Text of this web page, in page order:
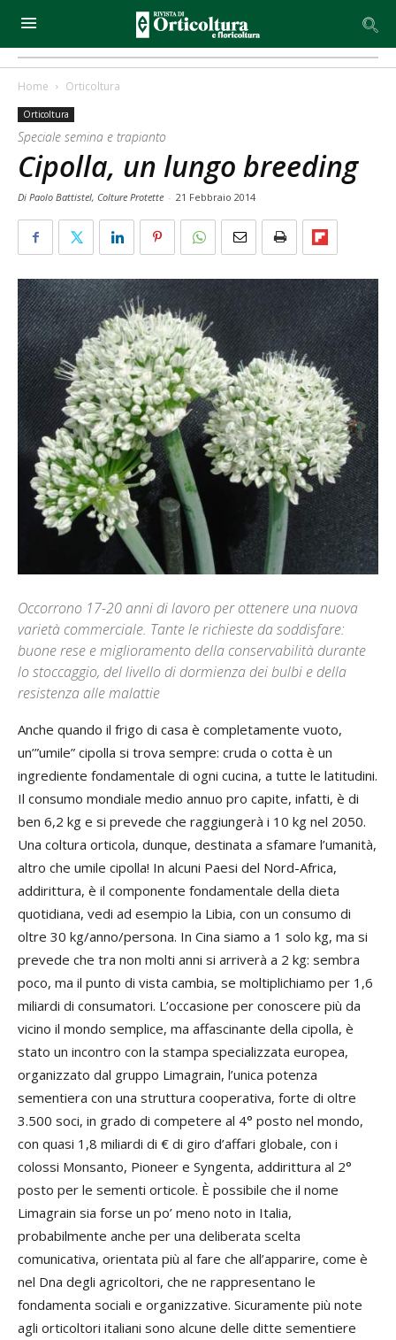
Home Orticoltura
Orticoltura
Speciale semina e trapianto
Cipolla, un lungo breeding
Di Paolo Battistel, Colture Protette - 21 Febbraio 2014
Occorrono 17-20 anni di lavoro per ottenere una nuova
varietà commerciale. Tante le richieste da soddisfare:
buone rese e miglioramento della conservabilità durante
lo stoccaggio, del livello di dormienza dei bulbi e della
resistenza alle malattie
Anche quando il frigo di casa è completamente vuoto,
un’”umile” cipolla si trova sempre: cruda o cotta è un
ingrediente fondamentale di ogni cucina, a tutte le latitudini.
Il consumo mondiale medio annuo pro capite, infatti, è di
ben 6,2 kg e si prevede che raggiungerà i 10 kg nel 2050.
Una coltura orticola, dunque, destinata a sfamare l’umanità,
altro che umile cipolla! In alcuni Paesi del Nord-Africa,
addirittura, è il componente fondamentale della dieta
quotidiana, vedi ad esempio la Libia, con un consumo di
oltre 30 kg/anno/persona. In Cina siamo a 1 solo kg, ma si
prevede che tra non molti anni si arriverà a 2 kg: sembra
poco, ma il punto di vista cambia, se moltiplichiamo per 1,6
miliardi di consumatori. L’occasione per conoscere più da
vicino il mondo semplice, ma affascinante della cipolla, è
stato un incontro con la stampa specializzata europea,
organizzato dal gruppo Limagrain, l’unica potenza
sementiera con una struttura cooperativa, forte di oltre
3.500 soci, in grado di competere al 4° posto nel mondo,
con quasi 1,8 miliardi di € di giro d’affari globale, con i
colossi Monsanto, Pioneer e Syngenta, addirittura al 2°
posto per le sementi orticole. È possibile che il nome
Limagrain sia forse un po’ meno noto in Italia,
probabilmente anche per una deliberata scelta
comunicativa, orientata più al fare che all’apparire, come è
nel Dna degli agricoltori, che ne rappresentano le
fondamenta sociali e organizzative. Sicuramente più note
agli orticoltori italiani sono alcune delle ditte sementiere